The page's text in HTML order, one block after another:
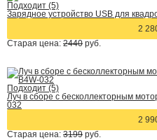
Подходит (5)
Зарядное устройство USB для
2
Старая цена: 2440 руб.
Подходит (5)
Луч в сборе с бесколлекторным
032
2
Старая цена: 3199 руб.